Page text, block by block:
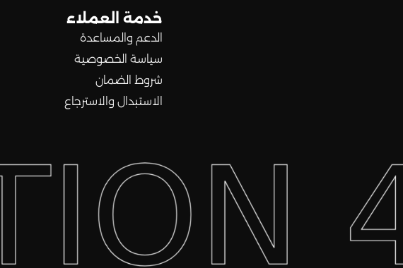
خدمة العملاء
الدعم والمساعدة
سياسة الخصوصية
شروط الضمان
الاستبدال والاسترجاع